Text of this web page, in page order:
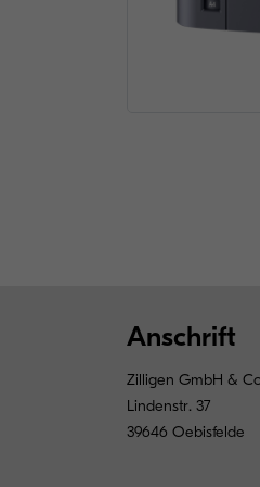
Anschrift
Zilligen GmbH &
Lindenstr. 37
39646 Oebisfelde